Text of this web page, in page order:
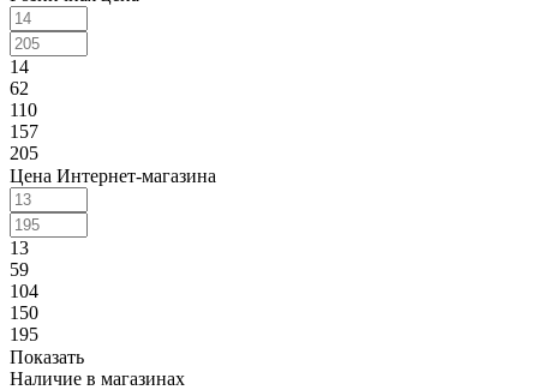
14
62
110
157
205
Цена Интернет-магазина
13
59
104
150
195
Показать
Наличие в магазинах